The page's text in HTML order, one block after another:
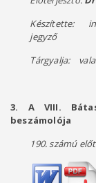
Készítette:
jegyző
Tárgyalja:
3. A VIII.
beszámolója
190. számú